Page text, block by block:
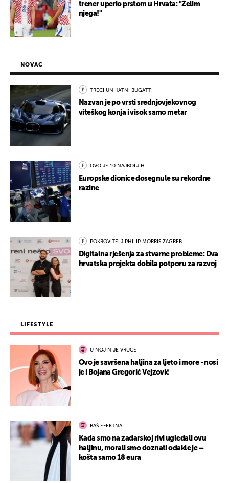
trener uperio prstom u Hrvata: "Želim
njega!"
NOVAC
TREĆI UNIKATNI BUGATTI
Nazvan je po vrsti srednjovjekovnog
viteškog konja i visok samo metar
OVO JE 10 NAJBOLJIH
Europske dionice dosegnule su rekordne
razine
POKROVITELJ PHILIP MORRIS ZAGREB
Digitalna rješenja za stvarne probleme: Dva
hrvatska projekta dobila potporu za razvoj
LIFESTYLE
U NOJ NIJE VRUĆE
Ovo je savršena haljina za ljeto i more - nosi
je i Bojana Gregorić Vejzović
BAŠ EFEKTNA
Kada smo na zadarskoj rivi ugledali ovu
haljinu, morali smo doznati odakle je –
košta samo 18 eura